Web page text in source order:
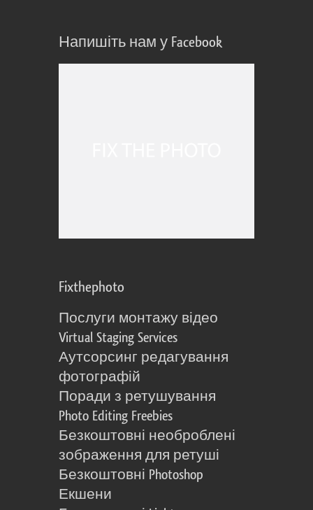
Напишіть нам у Facebook
Fixthephoto
Послуги монтажу відео
Virtual Staging Services
Аутсорсинг редагування
фотографій
Поради з ретушування
Photo Editing Freebies
Безкоштовні необроблені
зображення для ретуші
Безкоштовні Photoshop
Екшени